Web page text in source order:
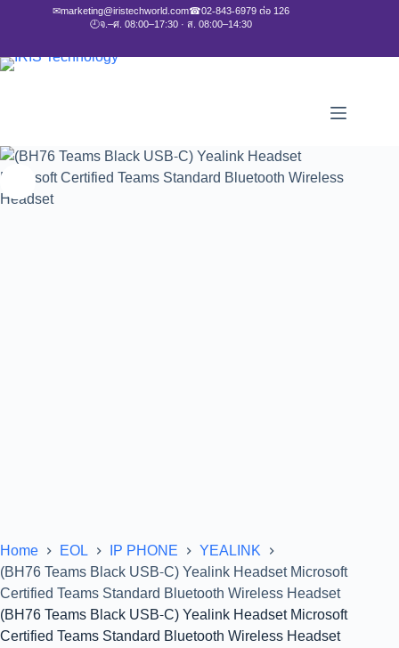
✉marketing@iristechworld.com☎02-843-6979 ต่อ 126
🕘จ.–ศ. 08:00–17:30 · ส. 08:00–14:30
Home EOL IP PHONE
YEALINK
(BH76 Teams Black USB-C) Yealink Headset Microsoft
Certified Teams Standard Bluetooth Wireless Headset
(BH76 Teams Black USB-C) Yealink Headset Microsoft
Certified Teams Standard Bluetooth Wireless Headset